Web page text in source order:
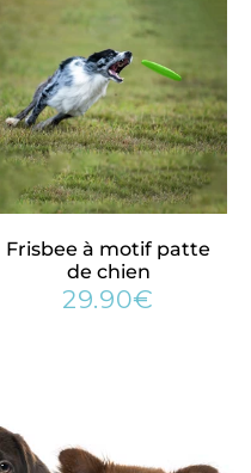
Frisbee à motif patte
de chien
Prix
29.90€